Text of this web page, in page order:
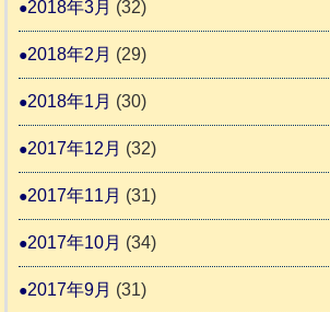
2018年3月 (32)
2018年2月 (29)
2018年1月 (30)
2017年12月 (32)
2017年11月 (31)
2017年10月 (34)
2017年9月 (31)